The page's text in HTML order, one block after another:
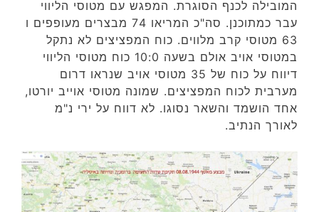
המובילה לכנף הסוגרת. המפגש עם מטוסי הליווי
עבר כמתוכנן. סה"כ המריאו 74 מבצרים מעופפים ו
63 מטוסי קרב מלווים. כוח המפציצים לא נתקל
במטוסי אויב אולם בשעה 10:0 כוח מטוסי הליווי
דיווח על כוח של 35 מטוסי אויב שנראו דרום
מערבית לכוח המפציצים. שמונה מטוסי אוייב יורטו,
אחד הושמד והשאר נסוגו. לא דווח על ירי נ"מ
לאורך הנתיב.